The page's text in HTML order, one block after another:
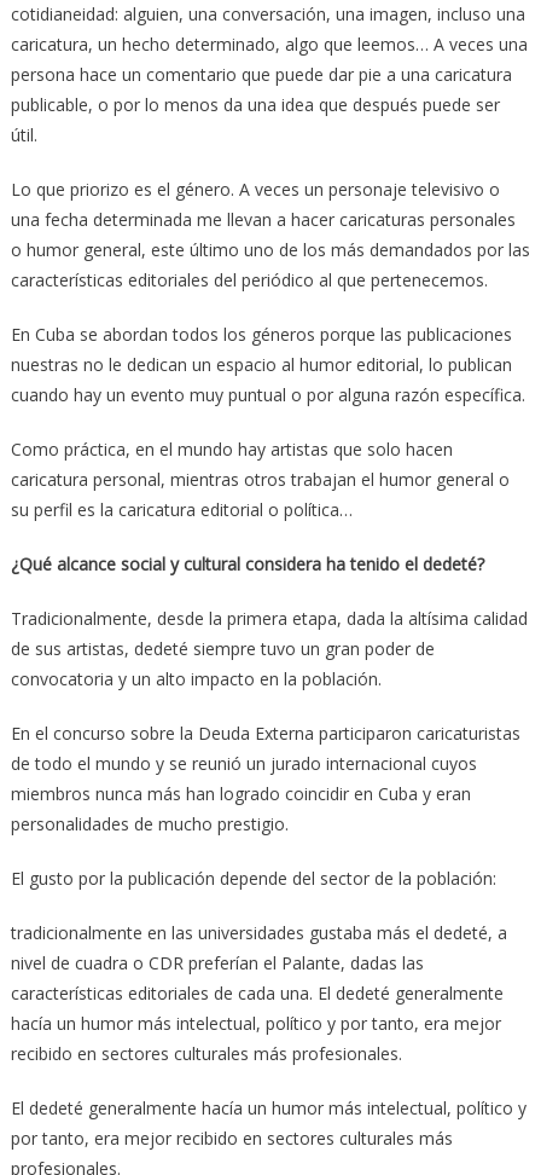
cotidianeidad: alguien, una conversación, una imagen, incluso una
caricatura, un hecho determinado, algo que leemos… A veces una
persona hace un comentario que puede dar pie a una caricatura
publicable, o por lo menos da una idea que después puede ser
útil.
Lo que priorizo es el género. A veces un personaje televisivo o
una fecha determinada me llevan a hacer caricaturas personales
o humor general, este último uno de los más demandados por las
características editoriales del periódico al que pertenecemos.
En Cuba se abordan todos los géneros porque las publicaciones
nuestras no le dedican un espacio al humor editorial, lo publican
cuando hay un evento muy puntual o por alguna razón específica.
Como práctica, en el mundo hay artistas que solo hacen
caricatura personal, mientras otros trabajan el humor general o
su perfil es la caricatura editorial o política…
¿Qué alcance social y cultural considera ha tenido el dedeté?
Tradicionalmente, desde la primera etapa, dada la altísima calidad
de sus artistas, dedeté siempre tuvo un gran poder de
convocatoria y un alto impacto en la población.
En el concurso sobre la Deuda Externa participaron caricaturistas
de todo el mundo y se reunió un jurado internacional cuyos
miembros nunca más han logrado coincidir en Cuba y eran
personalidades de mucho prestigio.
El gusto por la publicación depende del sector de la población:
tradicionalmente en las universidades gustaba más el dedeté, a
nivel de cuadra o CDR preferían el Palante, dadas las
características editoriales de cada una. El dedeté generalmente
hacía un humor más intelectual, político y por tanto, era mejor
recibido en sectores culturales más profesionales.
El dedeté generalmente hacía un humor más intelectual, político y
por tanto, era mejor recibido en sectores culturales más
profesionales.